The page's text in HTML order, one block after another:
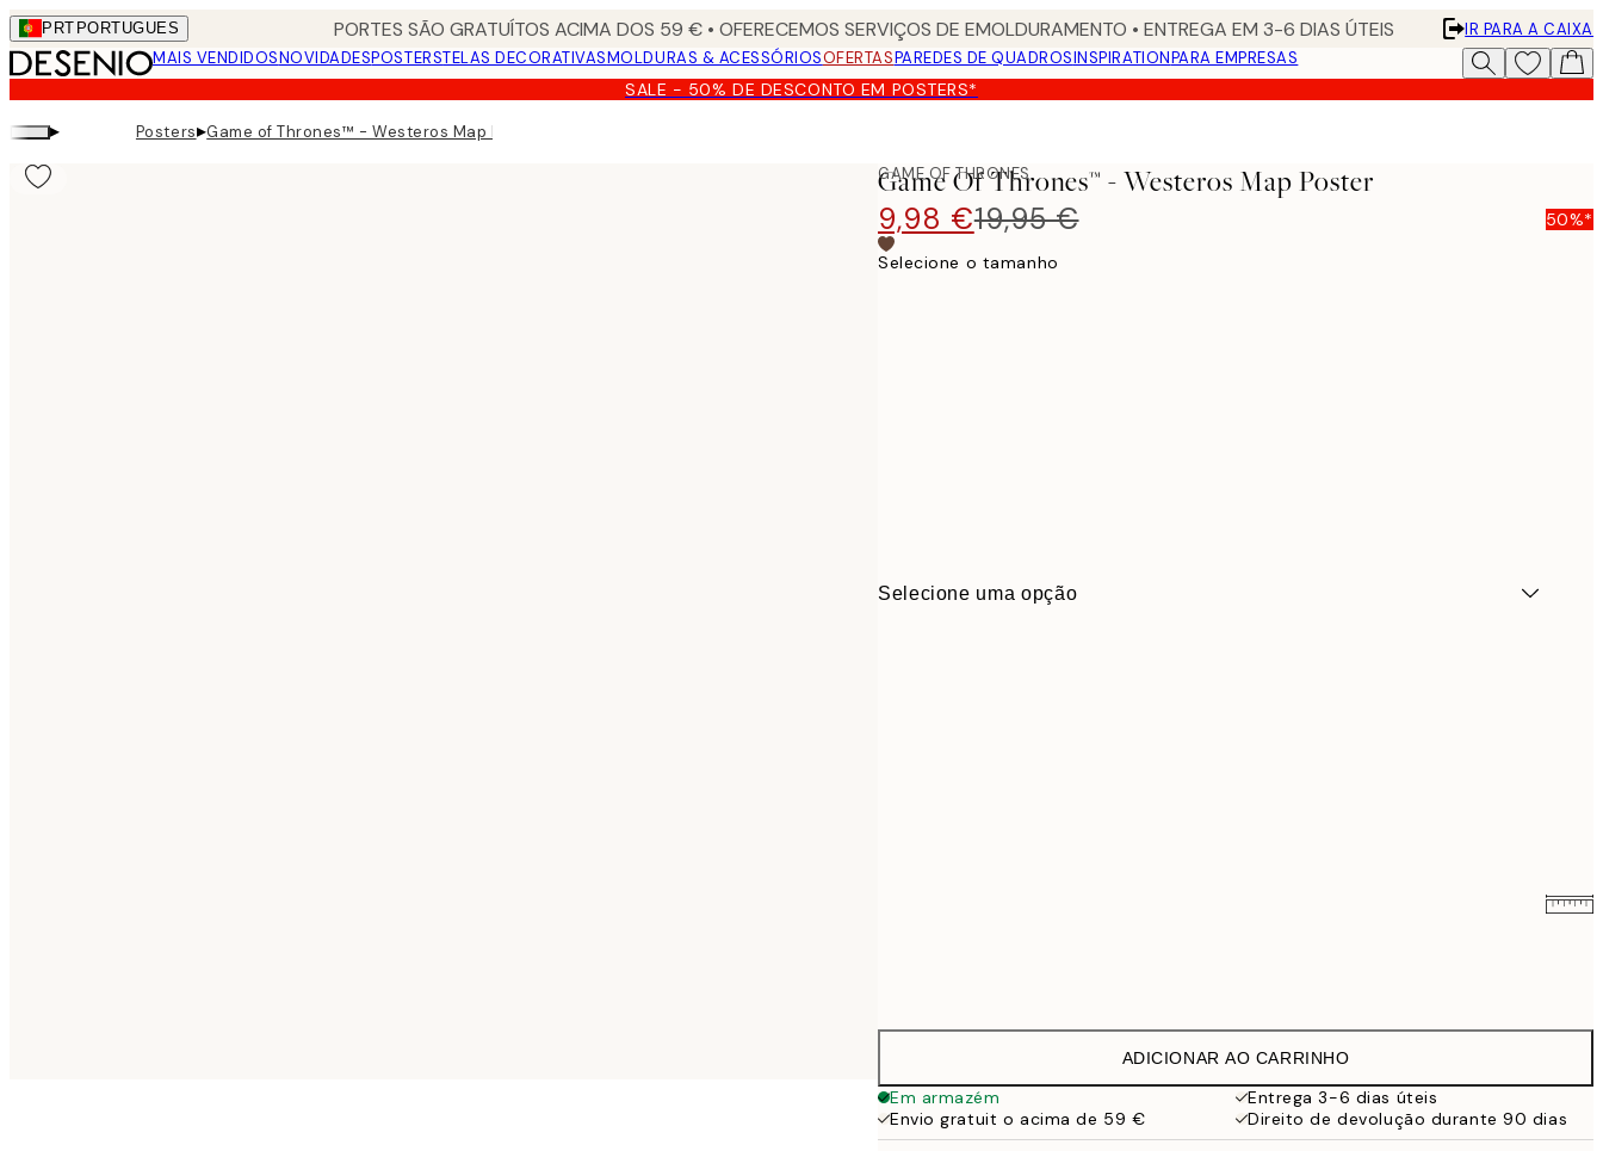
Skip
to
main
content.
PRT PORTUGUES PORTES SÃO GRATUÍTOS ACIMA DOS 59 € • OFERECEMOS SERVIÇOS DE EMOLDURAMENTO • ENTREGA EM 3-6 DIAS ÚTEIS
IR PARA A CAIXA
MAIS VENDIDOSNOVIDADESPOSTERSTELAS DECORATIVASMOLDURAS & ACESSÓRIOSOFERTASPAREDES DE QUADROSINSPIRATIONPARA EMPRESAS
SALE - 50% DE DESCONTO EM POSTERS*
▸ Posters▸Game of Thrones™ - Westeros Map Poster
GAME OF THRONES
Game Of Thrones™ - Westeros Map Poster
9,98 €19,95 € 50%*
Selecione o tamanho
Selecione uma opção
32,45 €
ADICIONAR AO CARRINHO
Em armazém
Entrega 3-6 dias úteis
Envio gratuit o acima de 59 €
Direito de devolução durante 90 dias